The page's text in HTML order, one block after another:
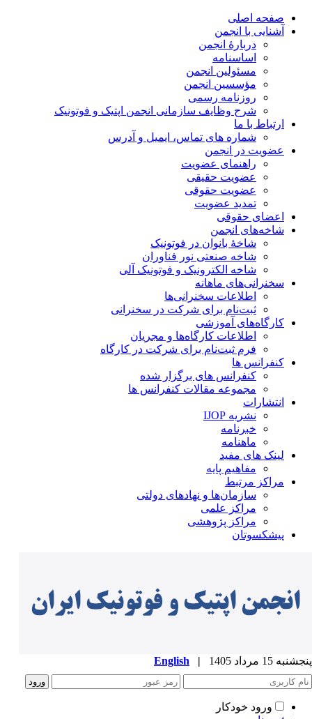
صفحه اصلی
آشنایی با انجمن
دربارۀ انجمن
اساسنامه
مسئولین انجمن
مؤسسین انجمن
روزنامه رسمی
شرح وظایف سازمانی انجمن اپتیک و فوتونیک
ارتباط با ما
شماره های تماس، ایمیل و آدرس
عضویت در انجمن
راهنمای عضویت
عضویت حقیقی
عضویت حقوقی
تمدید عضویت
اعضای حقوقی
شاخه‌های انجمن
شاخۀ بانوان در فوتونیک
شاخه صنعتی نور فناوران
شاخه‌ الکترونیک و فوتونیک آلی
سخنرانی‌های ماهانه
اطلاعات سخنرانی‌‌ها
ثبت‌نام برای شرکت در سخنرانی
کارگاه‌های آموزشی
اطلاعات کارگاه‌ها و مجریان
فرم ثبت‌نام برای شرکت در کارگاه
کنفرانس ها
کنفرانس های برگزار شده
مجموعه مقالات کنفرانس ها
انتشارات
نشریه IJOP
خبرنامه
ماهنامه
لینک های مفید
مفاهیم پایه
مراکز مرتبط
سازمان‌ها و نهادهای دولتی
مراکز علمی
مراکز پژوهشی
پیشکسوتان
15 مرداد 1405 |
English
ورود خودکار